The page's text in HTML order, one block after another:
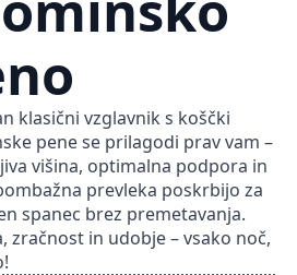
klasični vzglavnik s koščki
pene se prilagodi prav vam –
višina, optimalna podpora in
prevleka poskrbijo za
spanec brez premetavanja.
zračnost in udobje – vsako noč,